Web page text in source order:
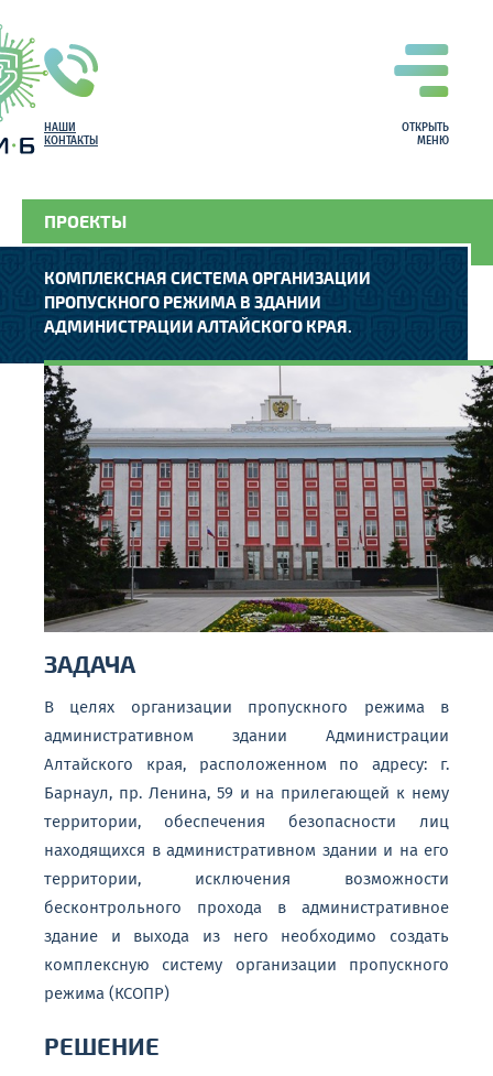
ОТКРЫТЬ
МЕНЮ
НАШИ
КОНТАКТЫ
ПРОЕКТЫ
КОМПЛЕКСНАЯ СИСТЕМА ОРГАНИЗАЦИИ
ПРОПУСКНОГО РЕЖИМА В ЗДАНИИ
АДМИНИСТРАЦИИ АЛТАЙСКОГО КРАЯ.
ЗАДАЧА
В целях организации пропускного режима в
административном здании Администрации
Алтайского края, расположенном по адресу: г.
Барнаул, пр. Ленина, 59 и на прилегающей к нему
территории, обеспечения безопасности лиц
находящихся в административном здании и на его
территории, исключения возможности
бесконтрольного прохода в административное
здание и выхода из него необходимо создать
комплексную систему организации пропускного
режима (КСОПР)
РЕШЕНИЕ